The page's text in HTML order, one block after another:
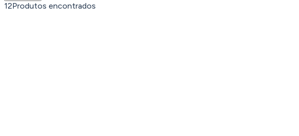
12Produtos encontrados